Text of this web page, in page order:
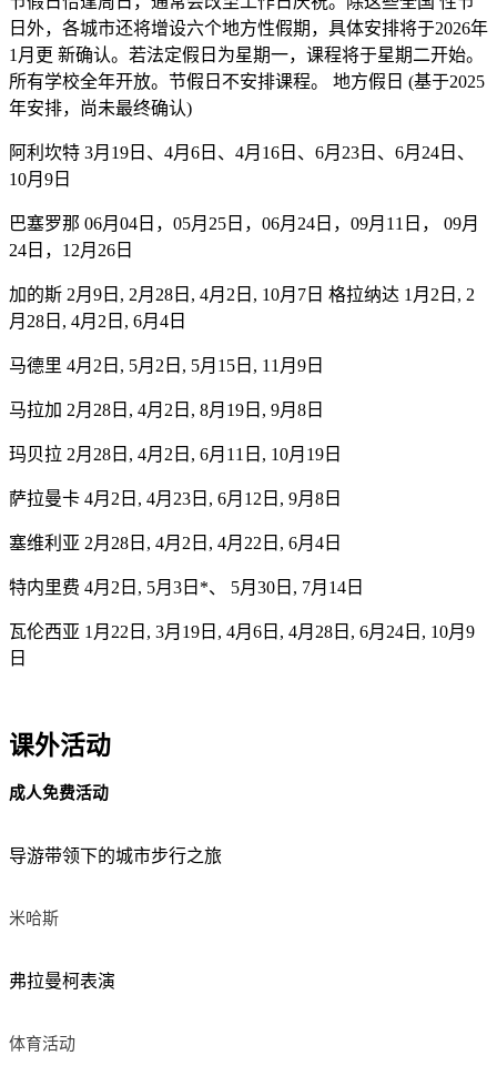
日外，各城市还将增设六个地方性假期，具体安排将于2026年
1月更 新确认。若法定假日为星期一，课程将于星期二开始。
所有学校全年开放。节假日不安排课程。 地方假日 (基于2025
年安排，尚未最终确认)
阿利坎特 3月19日、4月6日、4月16日、6月23日、6月24日、
10月9日
巴塞罗那 06月04日，05月25日，06月24日，09月11日， 09月
24日，12月26日
加的斯 2月9日, 2月28日, 4月2日, 10月7日 格拉纳达 1月2日, 2
月28日, 4月2日, 6月4日
马德里 4月2日, 5月2日, 5月15日, 11月9日
马拉加 2月28日, 4月2日, 8月19日, 9月8日
玛贝拉 2月28日, 4月2日, 6月11日, 10月19日
萨拉曼卡 4月2日, 4月23日, 6月12日, 9月8日
塞维利亚 2月28日, 4月2日, 4月22日, 6月4日
特内里费 4月2日, 5月3日*、 5月30日, 7月14日
瓦伦西亚 1月22日, 3月19日, 4月6日, 4月28日, 6月24日, 10月9
日
课外活动
成人免费活动
导游带领下的城市步行之旅
米哈斯
弗拉曼柯表演
体育活动